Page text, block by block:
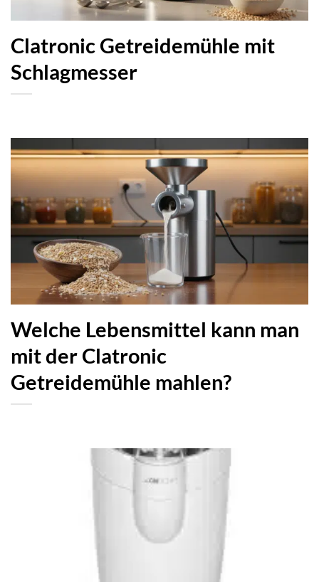
Clatronic Getreidemühle mit
Schlagmesser
Welche Lebensmittel kann man
mit der Clatronic
Getreidemühle mahlen?